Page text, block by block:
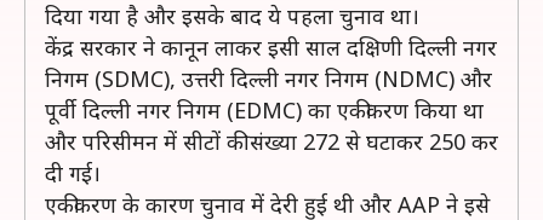
दिया गया है और इसके बाद ये पहला चुनाव था।
केंद्र सरकार ने कानून लाकर इसी साल दक्षिणी दिल्ली नगर
निगम (SDMC), उत्तरी दिल्ली नगर निगम (NDMC) और
पूर्वी दिल्ली नगर निगम (EDMC) का एकीकरण किया था
और परिसीमन में सीटों की संख्या 272 से घटाकर 250 कर
दी गई।
एकीकरण के कारण चुनाव में देरी हुई थी और AAP ने इसे